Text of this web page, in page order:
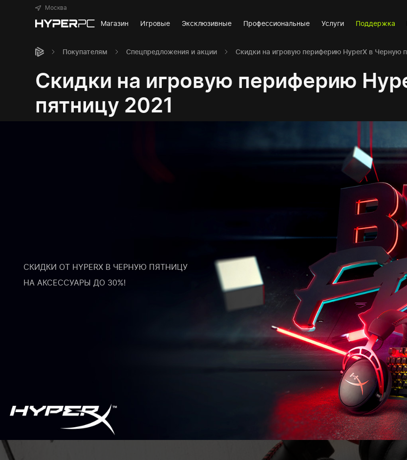
Москва
Магазин Игровые Эксклюзивные Профессиональные Услуги Поддержка
Покупателям Спецпредложения и акции Скидки на игровую периферию HyperX в Черную
Скидки на игровую периферию
пятницу 2021
СКИДКИ ОТ HYPERX В ЧЕРНУЮ ПЯТНИЦУ
НА АКСЕССУАРЫ ДО 30%!